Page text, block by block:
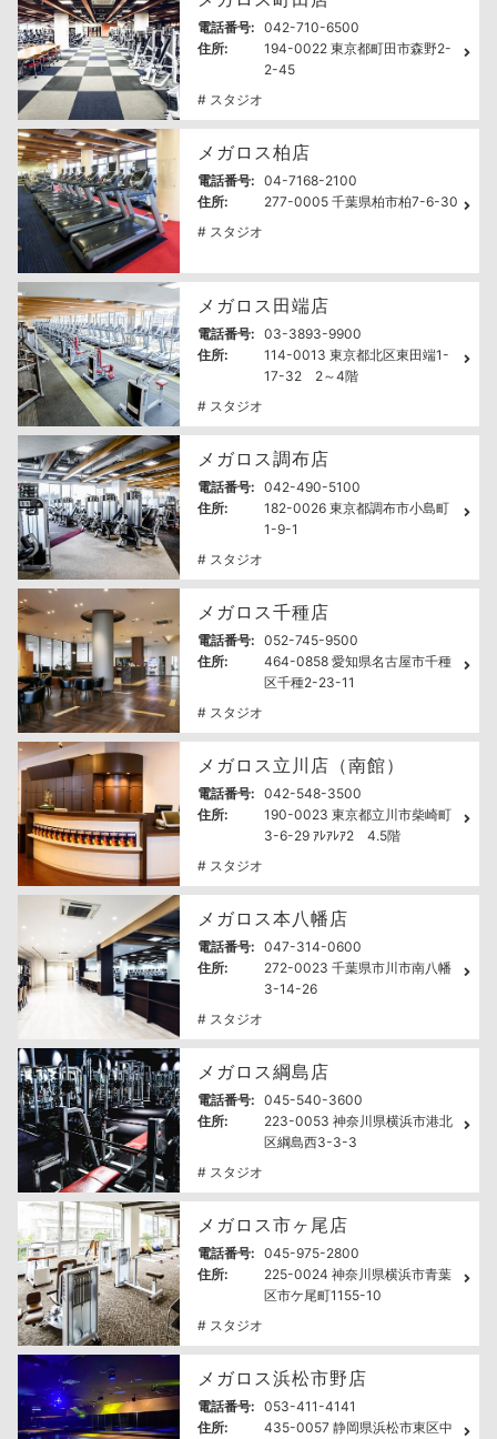
電話番号: 042-710-6500
住所:
194-0022 東京都町田市森野2-
2-45
# スタジオ
メガロス柏店
電話番号: 04-7168-2100
住所:
277-0005 千葉県柏市柏7-6-30
# スタジオ
メガロス田端店
電話番号: 03-3893-9900
住所:
114-0013 東京都北区東田端1-
17-32 2～4階
# スタジオ
メガロス調布店
電話番号: 042-490-5100
住所:
182-0026 東京都調布市小島町
1-9-1
# スタジオ
メガロス千種店
電話番号: 052-745-9500
住所:
464-0858 愛知県名古屋市千種
区千種2-23-11
# スタジオ
メガロス立川店（南館）
電話番号: 042-548-3500
住所:
190-0023 東京都立川市柴崎町
3-6-29 ｱﾚｱﾚｱ2 4.5階
# スタジオ
メガロス本八幡店
電話番号: 047-314-0600
住所:
272-0023 千葉県市川市南八幡
3-14-26
# スタジオ
メガロス綱島店
電話番号: 045-540-3600
住所:
223-0053 神奈川県横浜市港北
区綱島西3-3-3
# スタジオ
メガロス市ヶ尾店
電話番号: 045-975-2800
住所:
225-0024 神奈川県横浜市青葉
区市ケ尾町1155-10
# スタジオ
メガロス浜松市野店
電話番号: 053-411-4141
住所:
435-0057 静岡県浜松市東区中